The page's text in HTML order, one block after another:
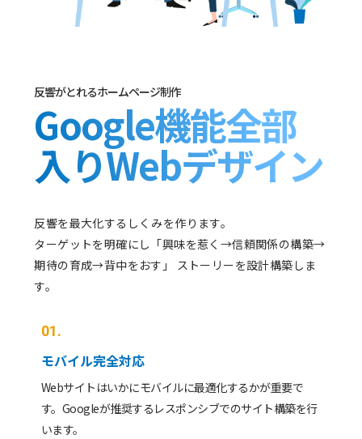
反響がとれるホームページ制作
Google機能全部
入りWebデザイン
反響を最大化するしくみを作ります。
ターゲットを明確にし「興味を惹く→信頼関係の構築→
期待の育成→背中をおす」 ストーリーを設計構築しま
す。
01.
モバイル完全対応
Webサイトはいかにモバイルに最適化するかが重要で
す。Googleが推奨するレスポンシブでのサイト構築を行
います。